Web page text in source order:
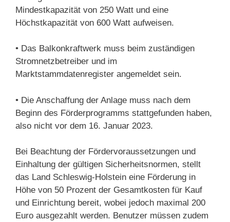
Mindestkapazität von 250 Watt und eine
Höchstkapazität von 600 Watt aufweisen.
• Das Balkonkraftwerk muss beim zuständigen
Stromnetzbetreiber und im
Marktstammdatenregister angemeldet sein.
• Die Anschaffung der Anlage muss nach dem
Beginn des Förderprogramms stattgefunden haben,
also nicht vor dem 16. Januar 2023.
Bei Beachtung der Fördervoraussetzungen und
Einhaltung der gültigen Sicherheitsnormen, stellt
das Land Schleswig-Holstein eine Förderung in
Höhe von 50 Prozent der Gesamtkosten für Kauf
und Einrichtung bereit, wobei jedoch maximal 200
Euro ausgezahlt werden. Benutzer müssen zudem